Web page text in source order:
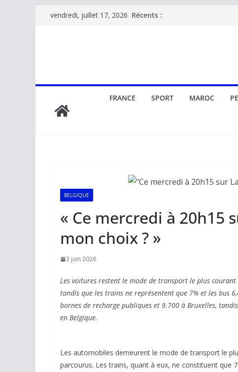
Passervendredi, juillet 17, 2026 Récents :
FRANCE SPORT MAROC
BELGIQUE
« Ce mercredi à 20h15
mon choix ? »
3 juin 2026
Les voitures restent le mode de transport le plus
tandis que les trains ne représentent que 7% et les bus
bornes de recharge publiques et 9.700 à Bruxelles,
en Belgique.
Les automobiles demeurent le mode de transport le
parcourus. Les trains, quant à eux, ne constituent que